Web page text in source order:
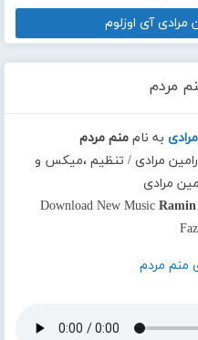
مرادی آی اوزلوم
مردم
به ناممنم مردم
رامین مرادی / تنظیم ،میکس و
مرادی
Download New Music